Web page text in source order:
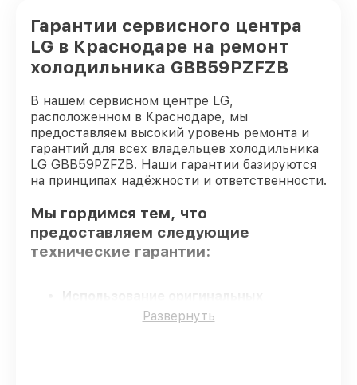
Гарантии сервисного центра
LG в Краснодаре на ремонт
холодильника GBB59PZFZB
В нашем сервисном центре LG,
расположенном в Краснодаре, мы
предоставляем высокий уровень ремонта и
гарантий для всех владельцев холодильника
LG GBB59PZFZB. Наши гарантии базируются
на принципах надёжности и ответственности.
Мы гордимся тем, что
предоставляем следующие
технические гарантии:
– гарантируем использование
Развернуть